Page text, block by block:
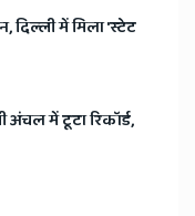
दिल्ली में मिला 'स्टेट
अंचल में टूटा रिकॉर्ड,